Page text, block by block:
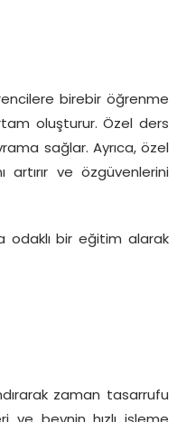
birebir öğrenme
oluşturur. Özel ders
sağlar. Ayrıca, özel
artırır ve özgüvenlerini
odaklı bir eğitim alarak
zaman tasarrufu